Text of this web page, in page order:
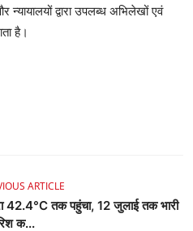
न्यायालयों द्वारा उपलब्ध अभिलेखों एवं
है।
ARTICLE
42.4°C तक पहुंचा, 12 जुलाई तक भारी
क...